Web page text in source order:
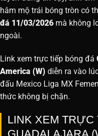
hâm mộ trái bóng tròn có
đá 11/03/2026 mà không
ngoài.
Link xem trực tiếp bóng đá
America (W) diễn ra vào
đấu Mexico Liga MX
thức không bị chặn.
LINK XEM TRỰC